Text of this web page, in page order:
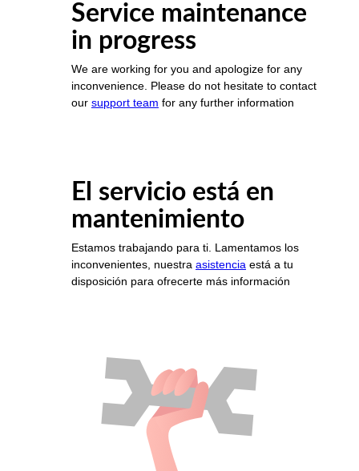
Service maintenance
in progress
We are working for you and apologize for any
inconvenience. Please do not hesitate to contact
our support team for any further information
El servicio está en
mantenimiento
Estamos trabajando para ti. Lamentamos los
inconvenientes, nuestra asistencia está a tu
disposición para ofrecerte más información